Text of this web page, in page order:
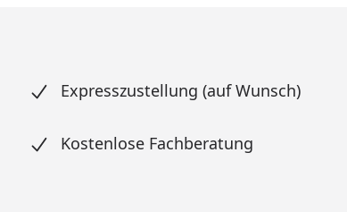
Expresszustellung (auf Wunsch)
Kostenlose Fachberatung